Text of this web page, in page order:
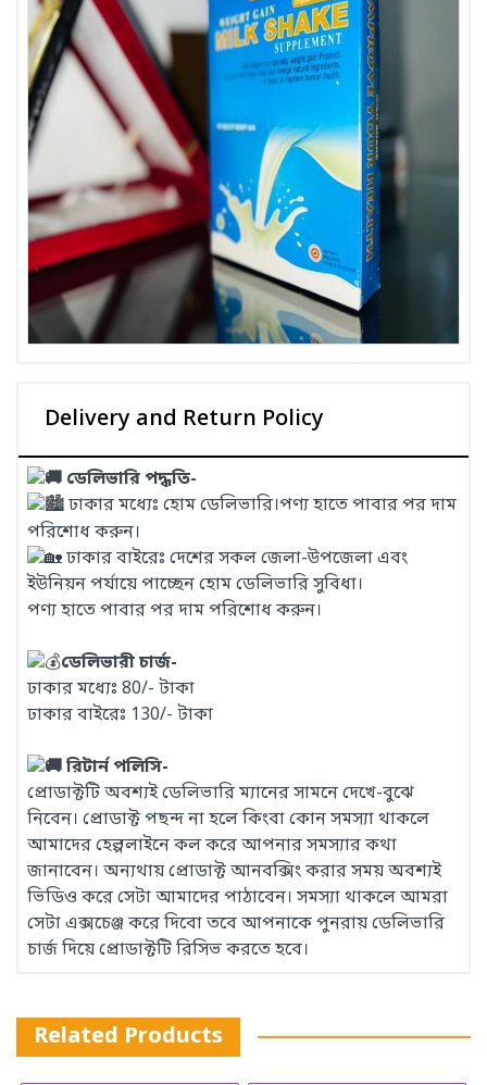
Delivery and Return Policy
ডেলিভারি পদ্ধতি-
ঢাকার মধ্যেঃ হোম ডেলিভারি।পণ্য হাতে পাবার পর দাম
পরিশোধ করুন।
ঢাকার বাইরেঃ দেশের সকল জেলা-উপজেলা এবং
ইউনিয়ন পর্যায়ে পাচ্ছেন হোম ডেলিভারি সুবিধা।
পণ্য হাতে পাবার পর দাম পরিশোধ করুন।
ডেলিভারী চার্জ-
ঢাকার মধ্যেঃ 80/- টাকা
ঢাকার বাইরেঃ 130/- টাকা
রিটার্ন পলিসি-
প্রোডাক্টটি অবশ্যই ডেলিভারি ম্যানের সামনে দেখে-বুঝে
নিবেন। প্রোডাক্ট পছন্দ না হলে কিংবা কোন সমস্যা থাকলে
আমাদের হেল্পলাইনে কল করে আপনার সমস্যার কথা
জানাবেন। অন্যথায় প্রোডাক্ট আনবক্সিং করার সময় অবশ্যই
ভিডিও করে সেটা আমাদের পাঠাবেন। সমস্যা থাকলে আমরা
সেটা এক্সচেঞ্জ করে দিবো তবে আপনাকে পুনরায় ডেলিভারি
চার্জ দিয়ে প্রোডাক্টটি রিসিভ করতে হবে।
Related Products